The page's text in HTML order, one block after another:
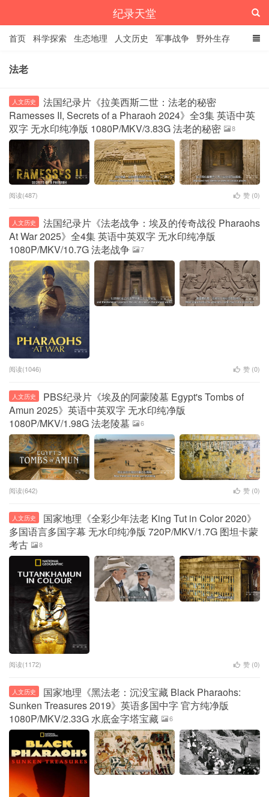
纪录天堂
首页 科学探索 生态地理 人文历史 军事战争 野外生存
经典纪录
法老
人文历史
法国纪录片《拉美西斯二世：法老的秘密
Ramesses II, Secrets of a Pharaoh 2024》全3集 英语中英
双字 无水印纯净版 1080P/MKV/3.83G 法老的秘密
8
阅读(487) 赞 (0)
人文历史
法国纪录片《法老战争：埃及的传奇战役 Pharaohs
At War 2025》全4集 英语中英双字 无水印纯净版
1080P/MKV/10.7G 法老战争
7
阅读(1046) 赞 (0)
人文历史
PBS纪录片《埃及的阿蒙陵墓 Egypt's Tombs of
Amun 2025》英语中英双字 无水印纯净版
1080P/MKV/1.98G 法老陵墓
6
阅读(642) 赞 (0)
人文历史
国家地理《全彩少年法老 King Tut in Color 2020》
多国语言多国字幕 无水印纯净版 720P/MKV/1.7G 图坦卡蒙
考古
8
阅读(1172) 赞 (0)
人文历史
国家地理《黑法老：沉没宝藏 Black Pharaohs:
Sunken Treasures 2019》英语多国中字 官方纯净版
1080P/MKV/2.33G 水底金字塔宝藏
6